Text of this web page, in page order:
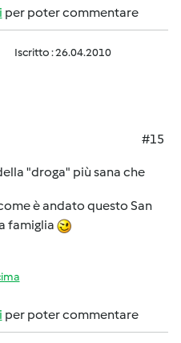
per poter commentare
Iscritto : 26.04.2010
#15
"droga" più sana che
è andato questo San
famiglia
per poter commentare